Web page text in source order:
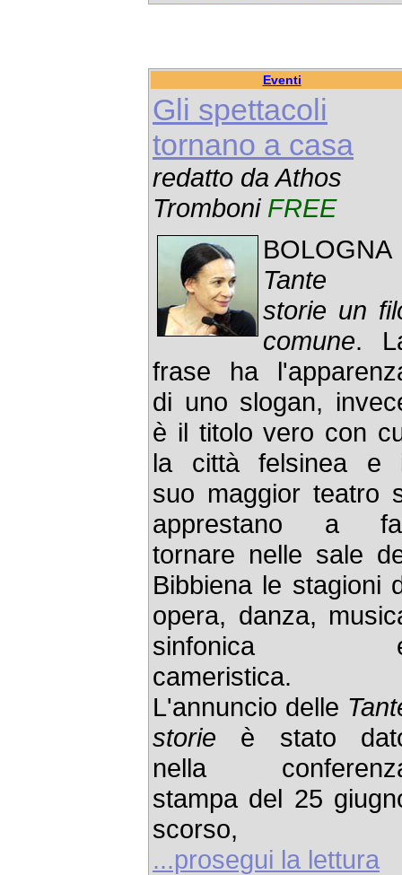
Eventi
Gli spettacoli
tornano a casa
redatto da Athos
Tromboni FREE
BOLOGNA
Tante
storie un
comune.
frase ha
di uno slogan,
è il titolo vero con
la città felsinea e
suo maggior teatro
apprestano a
tornare nelle sale
Bibbiena le stagioni
opera, danza,
sinfonica
cameristica.
L'annuncio delle
storie è stato
nella
stampa del 25
scorso,
...prosegui la lettura